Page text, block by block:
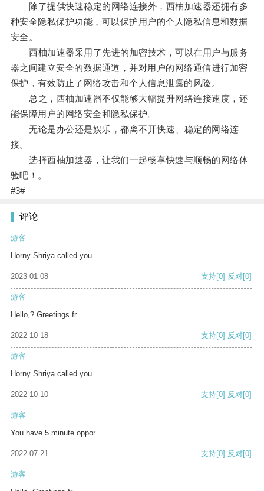
除了提供快速稳定的网络连接外，西柚加速器还拥有多
种安全隐私保护功能，可以保护用户的个人隐私信息和数据
安全。
西柚加速器采用了先进的加密技术，可以在用户与服务
器之间建立安全的数据通道，并对用户的网络通信进行加密
保护，有效防止了网络攻击和个人信息泄露的风险。
总之，西柚加速器不仅能够大幅提升网络连接速度，还
能保障用户的网络安全和隐私保护。
无论是办公还是娱乐，都离不开快速、稳定的网络连
接。
选择西柚加速器，让我们一起畅享快速与顺畅的网络体
验吧！。
#3#
评论
游客
Horny Shriya called you
2023-01-08 支持[0] 反对[0]
游客
Hello,? Greetings fr
2022-10-18 支持[0] 反对[0]
游客
Horny Shriya called you
2022-10-10 支持[0] 反对[0]
游客
You have 5 minute oppor
2022-07-21 支持[0] 反对[0]
游客